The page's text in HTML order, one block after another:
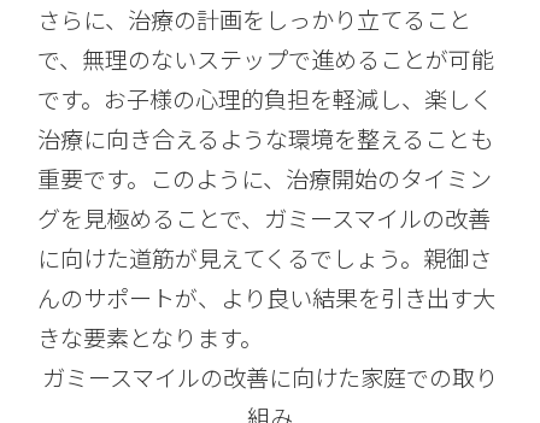
さらに、治療の計画をしっかり立てること
で、無理のないステップで進めることが可能
です。お子様の心理的負担を軽減し、楽しく
治療に向き合えるような環境を整えることも
重要です。このように、治療開始のタイミン
グを見極めることで、ガミースマイルの改善
に向けた道筋が見えてくるでしょう。親御さ
んのサポートが、より良い結果を引き出す大
きな要素となります。
ガミースマイルの改善に向けた家庭での取り